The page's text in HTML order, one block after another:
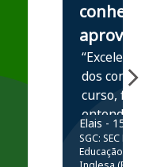
conhece,
aprova
“Excelente
dos
curso,
entender e
prática
resolução
Elais - 15/07/
SGC: SEC BA
Educação